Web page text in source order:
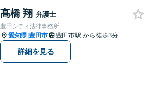
お困りの方はなんでもご相談
ください。先を見据えた解決
策をご提案いたします。
髙橋 翔 弁護士
豊田シティ法律事務所
愛知県|豊田市 豊田市駅 から徒歩3分
詳細を見る